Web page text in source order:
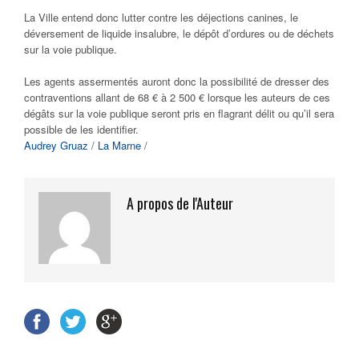
La Ville entend donc lutter contre les déjections canines, le
déversement de liquide insalubre, le dépôt d’ordures ou de déchets
sur la voie publique.
Les agents assermentés auront donc la possibilité de dresser des
contraventions allant de 68 € à 2 500 € lorsque les auteurs de ces
dégâts sur la voie publique seront pris en flagrant délit ou qu’il sera
possible de les identifier.
Audrey Gruaz / La Marne /
A propos de l'Auteur